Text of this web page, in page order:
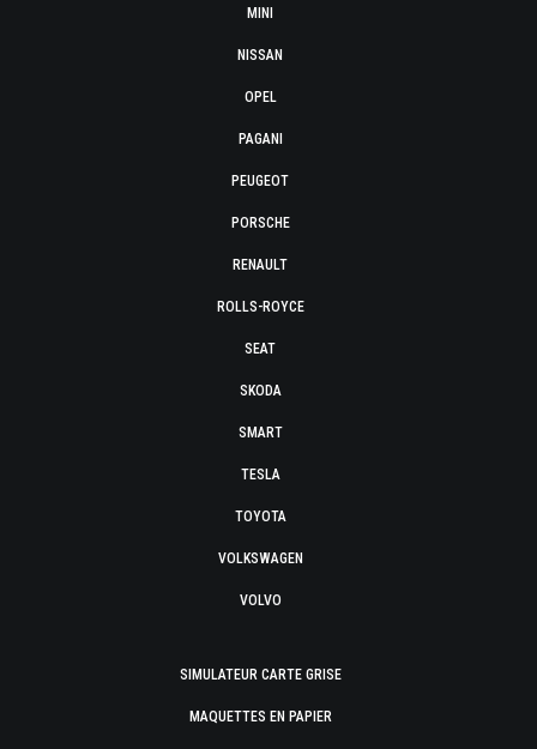
MINI
NISSAN
OPEL
PAGANI
PEUGEOT
PORSCHE
RENAULT
ROLLS-ROYCE
SEAT
SKODA
SMART
TESLA
TOYOTA
VOLKSWAGEN
VOLVO
SIMULATEUR CARTE GRISE
MAQUETTES EN PAPIER